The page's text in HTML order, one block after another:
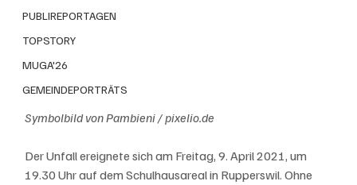
PUBLIREPORTAGEN
TOPSTORY
MUGA'26
GEMEINDEPORTRÄTS
Symbolbild von Pambieni / pixelio.de
Der Unfall ereignete sich am Freitag, 9. April 2021, um
19.30 Uhr auf dem Schulhausareal in Rupperswil. Ohne